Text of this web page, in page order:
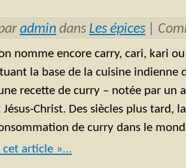
admin dans Les épices
nomme encore carry, cari, kari
la base de la cuisine indienne
recette de curry – notée par un
Jésus-Christ. Des siècles plus tard,
de curry dans le
cet article »…